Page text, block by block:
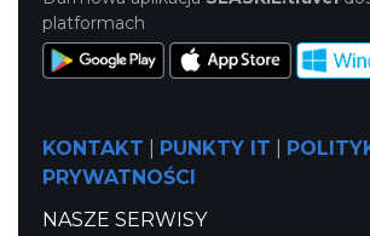
platformach
KONTAKT PUNKTY IT
PRYWATNOŚCI
NASZE SERWISY